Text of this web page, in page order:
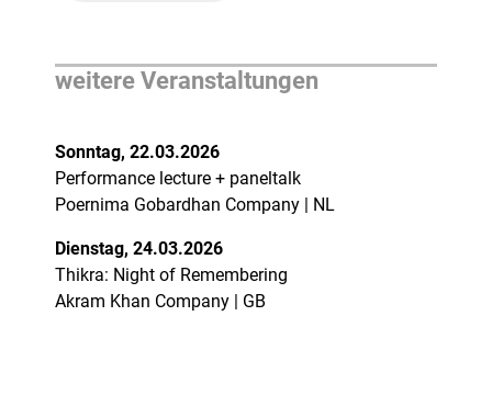
weitere Veranstaltungen
Sonntag, 22.03.2026
Performance lecture + paneltalk
Poernima Gobardhan Company | NL
Dienstag, 24.03.2026
Thikra: Night of Remembering
Akram Khan Company | GB